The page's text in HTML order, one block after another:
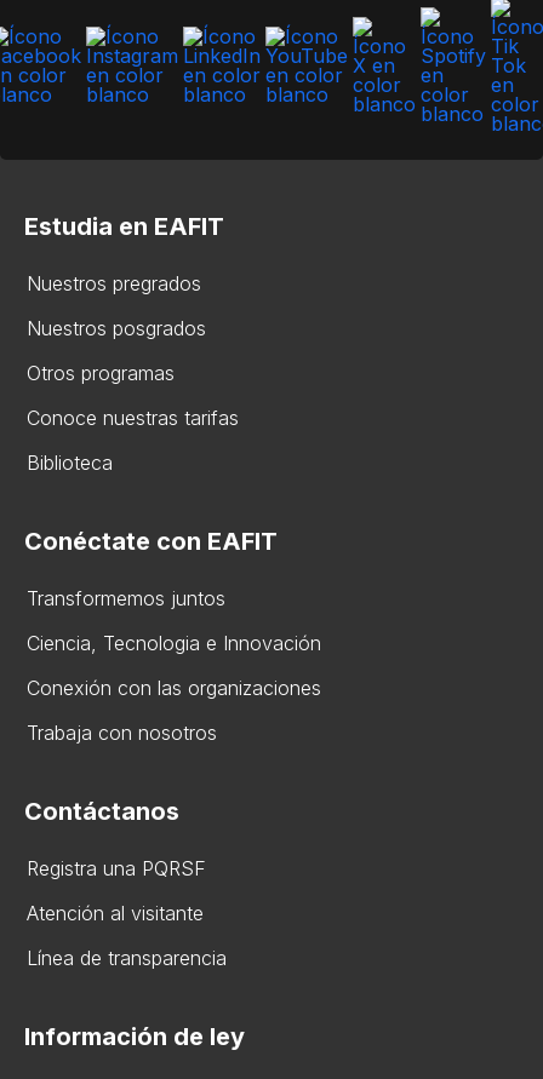
Estudia en EAFIT
Nuestros pregrados
Nuestros posgrados
Otros programas
Conoce nuestras tarifas
Biblioteca
Conéctate con EAFIT
Transformemos juntos
Ciencia, Tecnologia e Innovación
Conexión con las organizaciones
Trabaja con nosotros
Contáctanos
Registra una PQRSF
Atención al visitante
Línea de transparencia
Información de ley